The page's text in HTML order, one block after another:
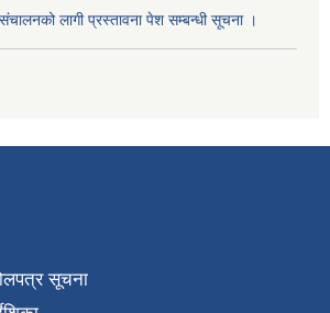
लागी प्रस्तावना पेश सम्बन्धी सूचना ।
सूचना